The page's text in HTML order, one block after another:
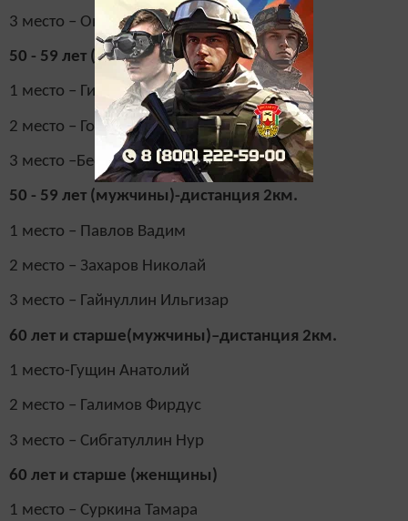
3 место – Онищук Андрей
50 - 59 лет (женщины)-дистанция 2км.
1 место – Гильманова Фания
2 место – Горбунова Анна
3 место –Бесшапкина Антонина
50 - 59 лет (мужчины)-дистанция 2км.
1 место – Павлов Вадим
2 место – Захаров Николай
3 место – Гайнуллин Ильгизар
60 лет и старше(мужчины)–дистанция 2км.
1 место-Гущин Анатолий
2 место – Галимов Фирдус
3 место – Сибгатуллин Нур
60 лет и старше (женщины)
1 место – Суркина Тамара